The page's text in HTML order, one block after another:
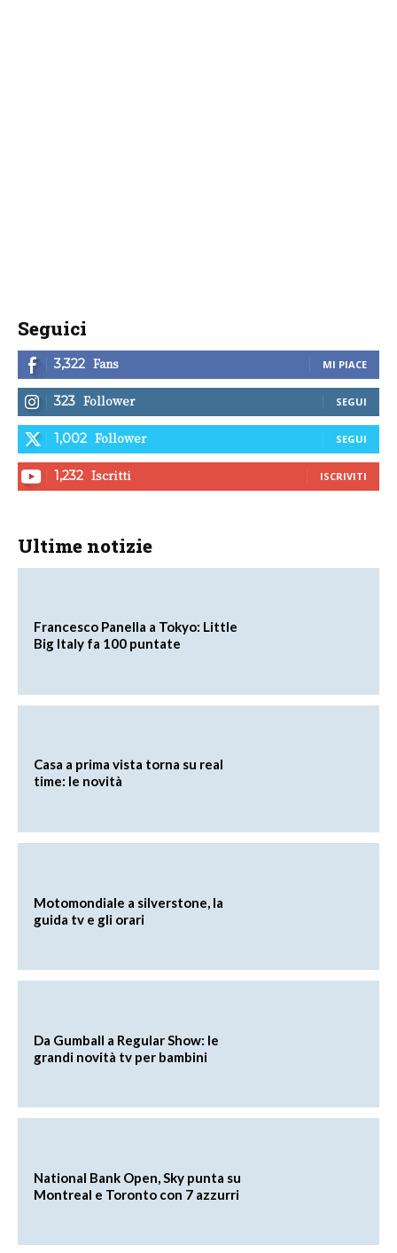
Seguici
3,322 Fans MI PIACE
323 Follower SEGUI
1,002 Follower SEGUI
1,232 Iscritti ISCRIVITI
Ultime notizie
Francesco Panella a Tokyo: Little
Big Italy fa 100 puntate
Casa a prima vista torna su real
time: le novità
Motomondiale a silverstone, la
guida tv e gli orari
Da Gumball a Regular Show: le
grandi novità tv per bambini
National Bank Open, Sky punta su
Montreal e Toronto con 7 azzurri